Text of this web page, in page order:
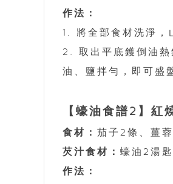
作法：
1. 將全部食材洗淨，
2. 取出平底鑊倒油熱
油、鹽拌勻，即可盛
【蠔油食譜2】紅
食材： 茄子2條、薑
芡汁食材： 蠔油2湯
作法：